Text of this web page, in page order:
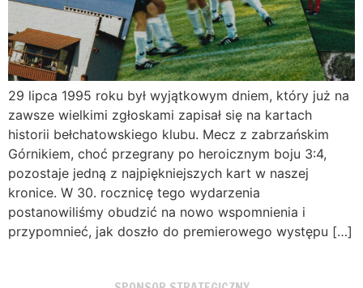
29 lipca 1995 roku był wyjątkowym dniem, który już na
zawsze wielkimi zgłoskami zapisał się na kartach
historii bełchatowskiego klubu. Mecz z zabrzańskim
Górnikiem, choć przegrany po heroicznym boju 3:4,
pozostaje jedną z najpiękniejszych kart w naszej
kronice. W 30. rocznicę tego wydarzenia
postanowiliśmy obudzić na nowo wspomnienia i
przypomnieć, jak doszło do premierowego występu […]